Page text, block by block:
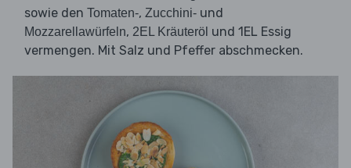
sowie den Tomaten-, Zucchini- und
Mozzarellawürfeln, 2EL Kräuteröl und 1EL Essig
vermengen. Mit Salz und Pfeffer abschmecken.